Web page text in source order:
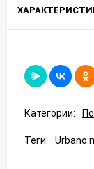
Категории:
Теги: Urbano